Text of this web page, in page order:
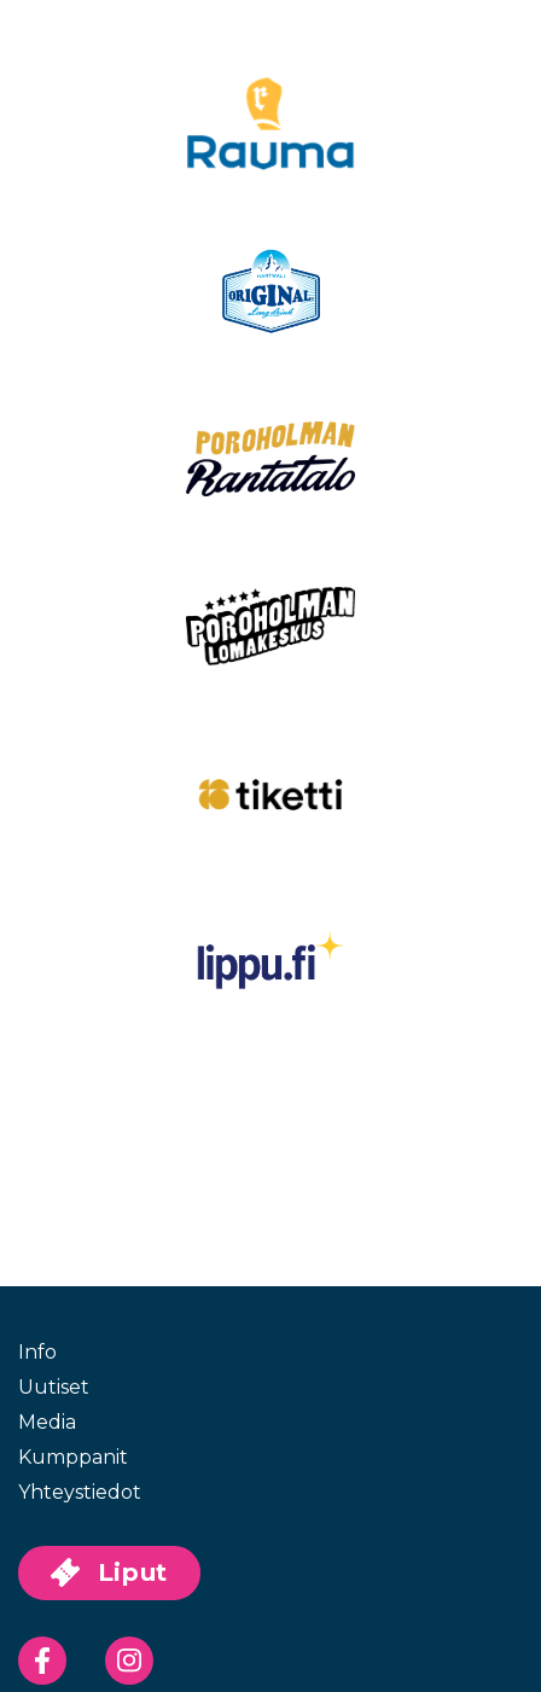
Info
Uutiset
Media
Kumppanit
Yhteystiedot
Liput
FacebookInstagram